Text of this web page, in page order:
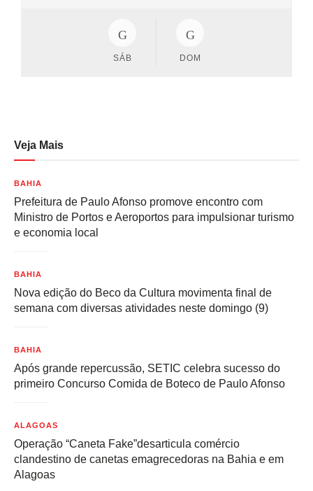
SÁB DOM
Veja Mais
BAHIA
Prefeitura de Paulo Afonso promove encontro com
Ministro de Portos e Aeroportos para impulsionar turismo
e economia local
BAHIA
Nova edição do Beco da Cultura movimenta final de
semana com diversas atividades neste domingo (9)
BAHIA
Após grande repercussão, SETIC celebra sucesso do
primeiro Concurso Comida de Boteco de Paulo Afonso
ALAGOAS
Operação “Caneta Fake”desarticula comércio
clandestino de canetas emagrecedoras na Bahia e em
Alagoas